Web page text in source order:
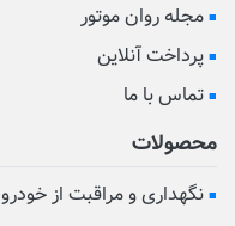
مجله روان موتور
پرداخت آنلاین
تماس با ما
محصولات
نگهداری و مراقبت از خودرو